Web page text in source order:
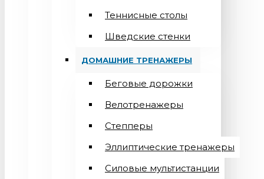
Теннисные столы
Шведские стенки
ДОМАШНИЕ ТРЕНАЖЕРЫ
Беговые дорожки
Велотренажеры
Степперы
Эллиптические тренажеры
Силовые мультистанции